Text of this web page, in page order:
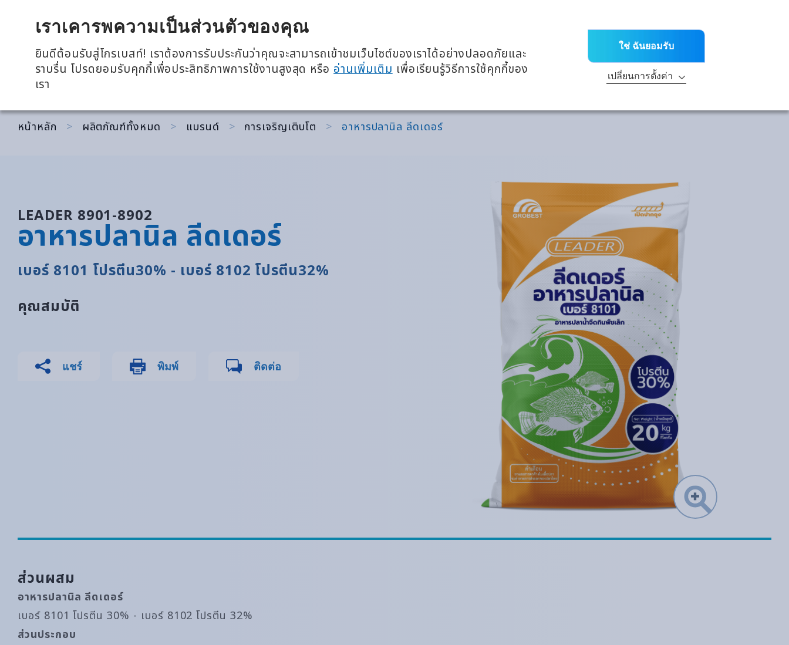
เราเคารพความเป็นส่วนตัวของคุณ
ยินดีต้อนรับสู่โกรเบสท์! เราต้องการรับประกันว่าคุณจะสามารถเข้าชมเว็บไซต์ของเราได้อย่างปลอดภัยและ
ราบรื่น โปรดยอมรับคุกกี้เพื่อประสิทธิภาพการใช้งานสูงสุด หรืออ่านเพิ่มเติมเพื่อเรียนรู้วิธีการใช้คุกกี้ของ
เรา
ใช่ ฉันยอมรับ
เปลี่ยนการตั้งค่า
全興國際水產股份有限公司
R&D
บริการด้านเทคนิค
ผลิตภัณฑ์
เกี่ยวกับเรา
ย้อนกลับ
หน้าหลัก > ผลิตภัณฑ์ทั้งหมด > แบรนด์ > การเจริญเติบโต > อาหารปลานิล ลีดเดอร์
LEADER 8901-8902
อาหารปลานิล ลีดเดอร์
เบอร์ 8101 โปรตีน30% - เบอร์ 8102 โปรตีน32%
คุณสมบัติ
แชร์ พิมพ์ ติดต่อ
ส่วนผสม
อาหารปลานิล ลีดเดอร์
เบอร์ 8101 โปรตีน 30% - เบอร์ 8102 โปรตีน 32%
ส่วนประกอบ